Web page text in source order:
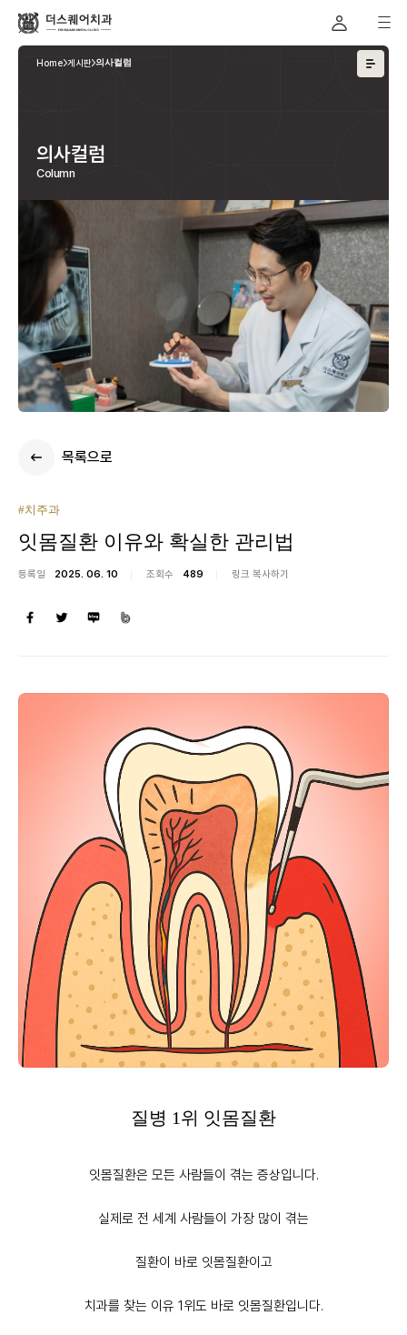
Home 게시판 의사컬럼
의사컬럼
Column
목록으로
#치주과
잇몸질환 이유와 확실한 관리법
등록일 2025. 06. 10 조회수 489 링크 복사하기
질병 1위 잇몸질환
잇몸질환은 모든 사람들이 겪는 증상입니다.
실제로 전 세계 사람들이 가장 많이 겪는
질환이 바로 잇몸질환이고
치과를 찾는 이유 1위도 바로 잇몸질환입니다.